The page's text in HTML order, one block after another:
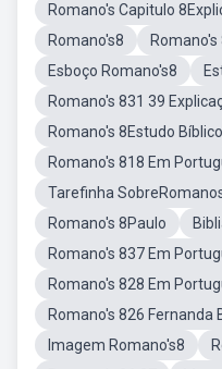
Romano's Capitulo
Romano's8
Esboço Romano's8
Romano's 831 39
Romano's 8Estudo Bíblico
Romano's 818 Em
Tarefinha
Romano's 8Paulo
Romano's 837 Em
Romano's 828 Em
Romano's 826 Fernanda
Imagem Romano's8